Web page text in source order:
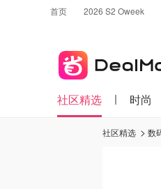
首页 2026 S2 Oweek
社区精选 时尚
社区精选 数